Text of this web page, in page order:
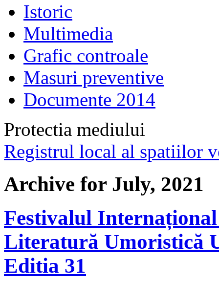
Istoric
Multimedia
Grafic controale
Masuri preventive
Documente 2014
Protectia mediului
Registrul local al spatiilor
Archive for July, 2021
Festivalul
Literatură Umoristică
Editia 31